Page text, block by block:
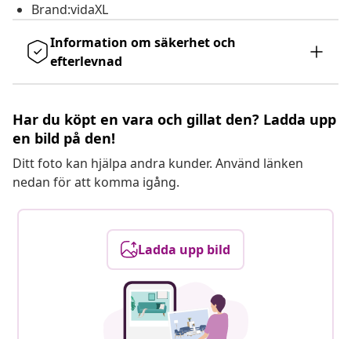
Brand:vidaXL
Information om säkerhet och
efterlevnad
Har du köpt en vara och gillat den? Ladda upp
en bild på den!
Ditt foto kan hjälpa andra kunder. Använd länken
nedan för att komma igång.
Ladda upp bild